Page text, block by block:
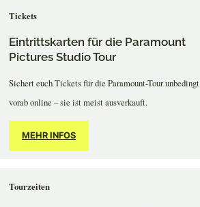
Tickets
Eintrittskarten für die Paramount
Pictures Studio Tour
Sichert euch Tickets für die Paramount-Tour unbedingt
vorab online – sie ist meist ausverkauft.
MEHR INFOS
Tourzeiten